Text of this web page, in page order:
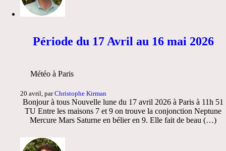
Période du 17 Avril au 16 mai 2026
Météo à Paris
20 avril, parChristophe Kirman
Bonjour à tous Nouvelle lune du 17 avril 2026 à Paris à 11h 51
TU Entre les maisons 7 et 9 on trouve la conjonction Neptune
Mercure Mars Saturne en bélier en 9. Elle fait de beau (…)